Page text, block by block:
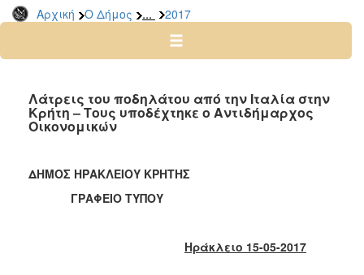
Αρχική Ο Δήμος ... 2017
2026
2024
2022
2021
Λάτρεις του ποδηλάτου από την Ιταλία στην
Κρήτη – Τους υποδέχτηκε ο Αντιδήμαρχος
Οικονομικών
ΔΗΜΟΣ ΗΡΑΚΛΕΙΟΥ ΚΡΗΤΗΣ
ΓΡΑΦΕΙΟ ΤΥΠΟΥ
Ηράκλειο 15-05-2017